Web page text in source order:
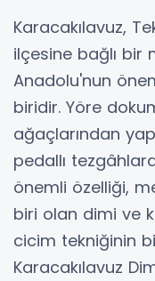
Karacakılavuz,
ilçesine bağlı bir
Anadolu'nun
biridir. Yöre
ağaçlarından
pedallı
önemli özelliği,
biri olan dimi ve
cicim tekniğinin
Karacakılavuz